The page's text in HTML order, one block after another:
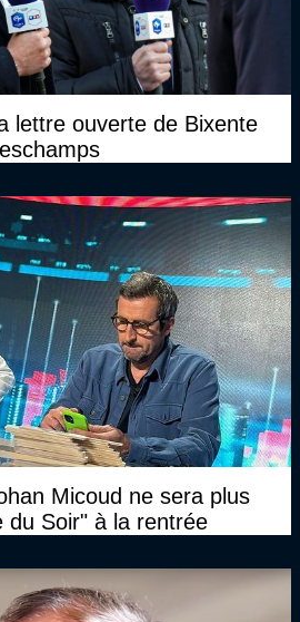
lettre ouverte de Bixente
Micoud ne sera plus
du Soir" à la rentrée